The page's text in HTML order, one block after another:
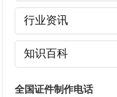
行业资讯
知识百科
全国证件制作电话